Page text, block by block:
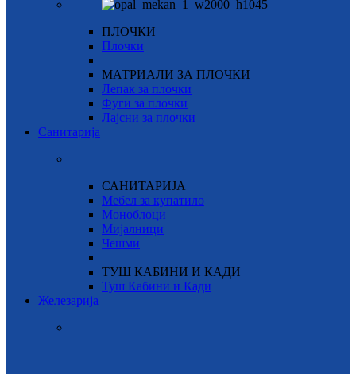
ПЛОЧКИ
Плочки
МАТРИАЛИ ЗА ПЛОЧКИ
Лепак за плочки
Фуги за плочки
Лајсни за плочки
Санитарија
САНИТАРИЈА
Мебел за купатило
Моноблоци
Мијалници
Чешми
ТУШ КАБИНИ И КАДИ
Туш Кабини и Кади
Железарија